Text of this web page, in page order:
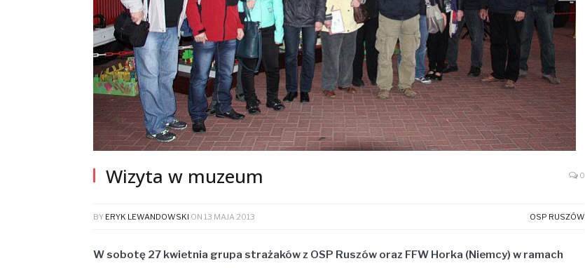
Wizyta w muzeum 0
BY ERYK LEWANDOWSKI ON 13 MAJA 2013 OSP RUSZÓW
W sobotę 27 kwietnia grupa strażaków z OSP Ruszów oraz FFW Horka (Niemcy) w ramach